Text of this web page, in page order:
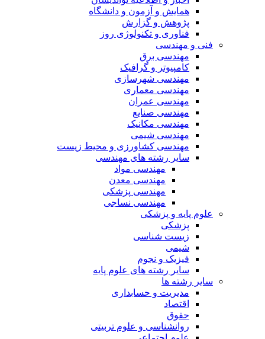
همایش و آزمون و دانشگاه
پژوهش و گزارش
فناوری و تکنولوژی روز
فنی و مهندسی
مهندسی برق
کامپیوتر و گرافیک
مهندسی شهرسازی
مهندسی معماری
مهندسی عمران
مهندسی صنایع
مهندسی مکانیک
مهندسی شیمی
مهندسی کشاورزی و محیط زیست
سایر رشته های مهندسی
مهندسی مواد
مهندسی معدن
مهندسی پزشکی
مهندسی نساجی
علوم پایه و پزشکی
پزشکی
زیست شناسی
شیمی
فیزیک و نجوم
سایر رشته های علوم پایه
سایر رشته ها
مدیریت و حسابداری
اقتصاد
حقوق
روانشناسی و علوم تربیتی